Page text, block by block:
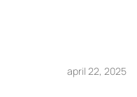
april 22, 2025